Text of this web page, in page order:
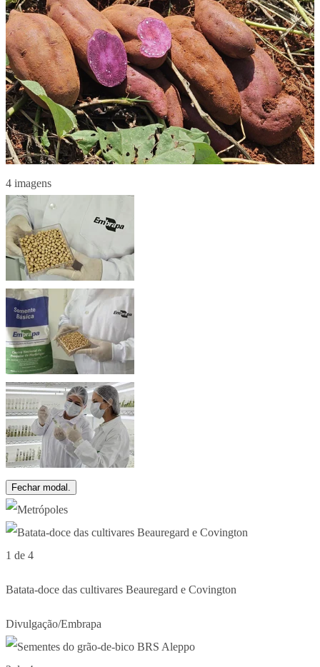
4 imagens
Fechar modal.
1 de 4
Batata-doce das cultivares Beauregard e Covington
Divulgação/Embrapa